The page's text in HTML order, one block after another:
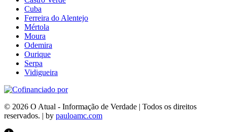
Cuba
Ferreira do Alentejo
Mértola
Moura
Odemira
Ourique
Serpa
Vidigueira
© 2026 O Atual - Informação de Verdade | Todos os direitos
reservados. | by pauloamc.com